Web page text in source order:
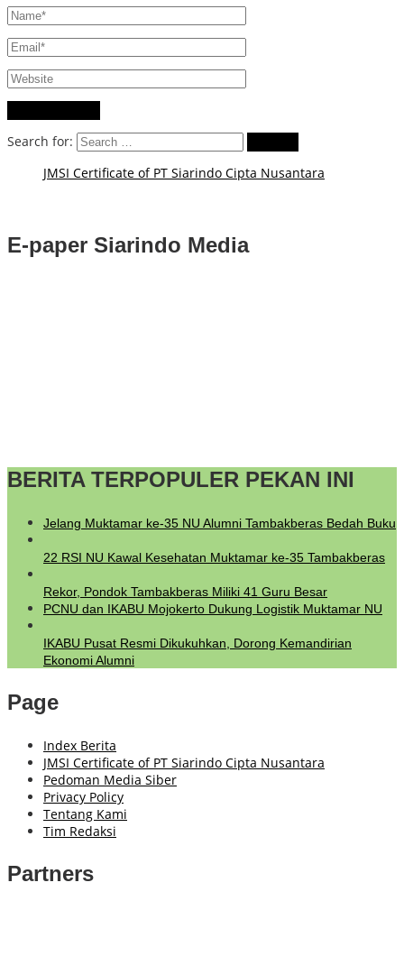
Search for:
JMSI Certificate of PT Siarindo Cipta Nusantara
E-paper Siarindo Media
BERITA TERPOPULER PEKAN INI
Jelang Muktamar ke-35 NU Alumni Tambakberas Bedah Buku
22 RSI NU Kawal Kesehatan Muktamar ke-35 Tambakberas
Rekor, Pondok Tambakberas Miliki 41 Guru Besar
PCNU dan IKABU Mojokerto Dukung Logistik Muktamar NU
IKABU Pusat Resmi Dikukuhkan, Dorong Kemandirian
Ekonomi Alumni
Page
Index Berita
JMSI Certificate of PT Siarindo Cipta Nusantara
Pedoman Media Siber
Privacy Policy
Tentang Kami
Tim Redaksi
Partners